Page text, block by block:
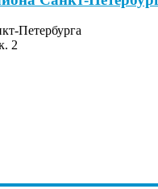
Петербурга
2